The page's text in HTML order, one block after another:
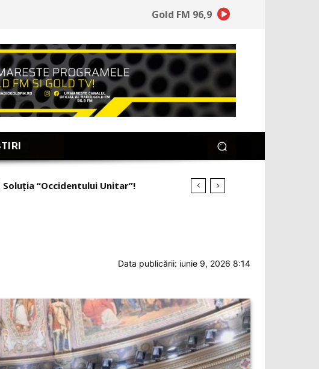
Gold FM 96,9
dimineață la ce a pierdut”!
Data publicării: iunie 9, 2026 8:14